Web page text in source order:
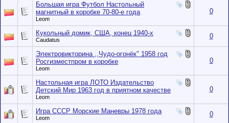
Большая игра Футбол Настольный
магнитный в коробке 70-80-е года
Leom
0
Кукольный домик, США, конец 1940-х
Caudatus 0
Электровикторина ,,Чудо-огонёк" 1958 год
Росгизместпром в коробке
Leom
0
Настольная игра ЛОТО Издательство
Детский Мир 1963 год в приятном качестве
Leom
0
Игра СССР Морские Маневры 1978 года
Leom 0